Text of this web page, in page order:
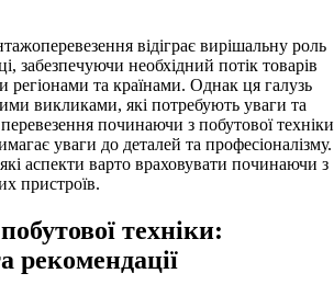
відіграє вирішальну роль
забезпечуючи необхідний потік товарів
регіонами та країнами. Однак ця галузь
викликами, які потребують уваги та
починаючи з побутової техніки
уваги до деталей та професіоналізму.
аспекти варто враховувати починаючи з
пристроїв.
техніки:
рекомендації